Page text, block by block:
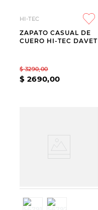
HI-TEC
ZAPATO CASUAL DE
CUERO HI-TEC DAVET
$ 3290,00
$ 2690,00